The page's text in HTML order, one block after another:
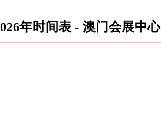
年时间表 - 澳门会展中